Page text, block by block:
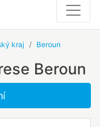
kraj Beroun
Beroun